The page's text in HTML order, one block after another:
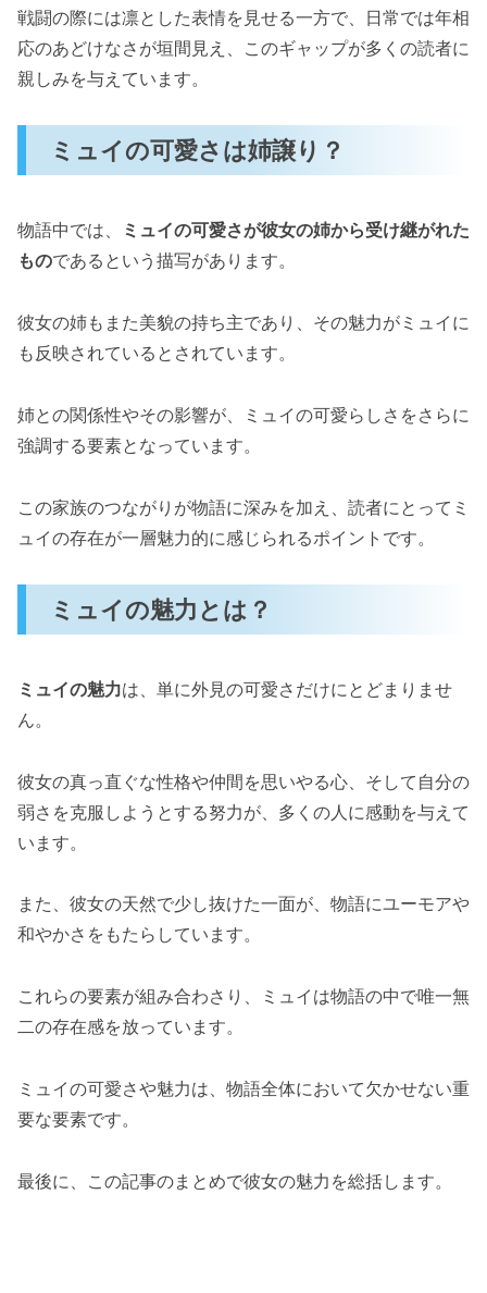
戦闘の際には凛とした表情を見せる一方で、日常では年相
応のあどけなさが垣間見え、このギャップが多くの読者に
親しみを与えています。
ミュイの可愛さは姉譲り？
物語中では、
ミュイの可愛さが彼女の姉から受け継がれた
ものであるという描写があります。
彼女の姉もまた美貌の持ち主であり、その魅力がミュイに
も反映されているとされています。
姉との関係性やその影響が、ミュイの可愛らしさをさらに
強調する要素となっています。
この家族のつながりが物語に深みを加え、読者にとってミ
ュイの存在が一層魅力的に感じられるポイントです。
ミュイの魅力とは？
ミュイの魅力は、単に外見の可愛さだけにとどまりませ
ん。
彼女の真っ直ぐな性格や仲間を思いやる心、そして自分の
弱さを克服しようとする努力が、多くの人に感動を与えて
います。
また、彼女の天然で少し抜けた一面が、物語にユーモアや
和やかさをもたらしています。
これらの要素が組み合わさり、ミュイは物語の中で唯一無
二の存在感を放っています。
ミュイの可愛さや魅力は、物語全体において欠かせない重
要な要素です。
最後に、この記事のまとめで彼女の魅力を総括します。